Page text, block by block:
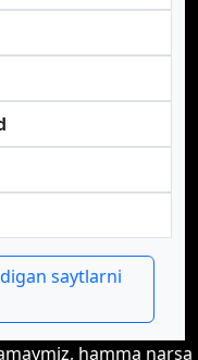
saytlarni
hamma narsa